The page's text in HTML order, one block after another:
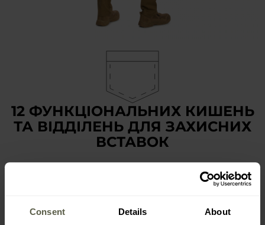
Consent Details About
12 ФУНКЦІОНАЛЬНИХ КИШЕНЬ
ТА ВІДДІЛЕНЬ ДЛЯ ЗАХИСНИХ
ВСТАВОК
чотири на стегнах (дві широкі, на блискавці та дві